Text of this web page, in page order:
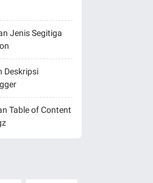
Jenis Segitiga
Deskripsi
Table of Content